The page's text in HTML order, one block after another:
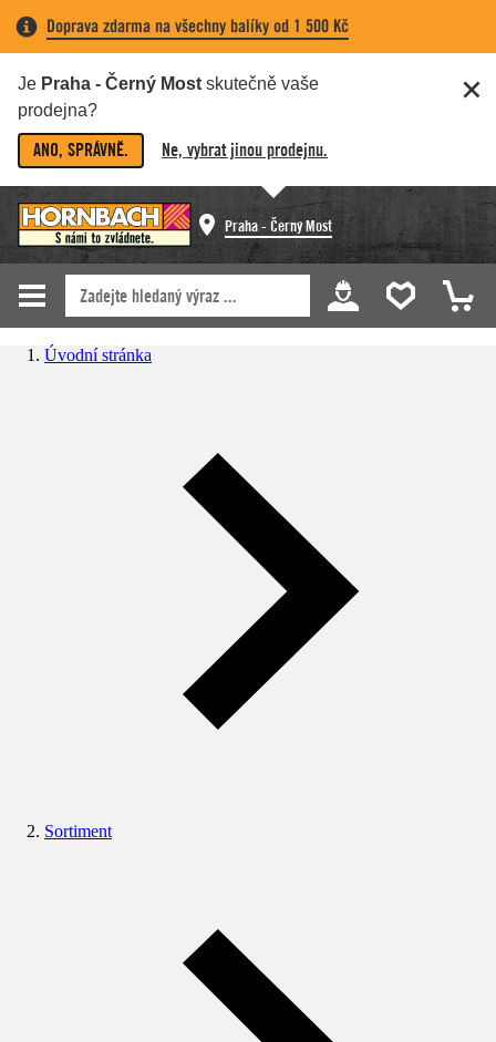
Doprava zdarma na všechny balíky od 1 500 Kč
Je Praha - Černý Most skutečně vaše
prodejna?
ANO, SPRÁVNĚ. Ne, vybrat jinou prodejnu.
Praha - Černý Most
Úvodní stránka
Sortiment